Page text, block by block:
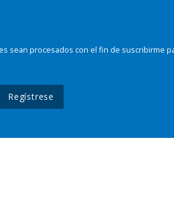
sean procesados con el fin de suscribirme
Regístrese